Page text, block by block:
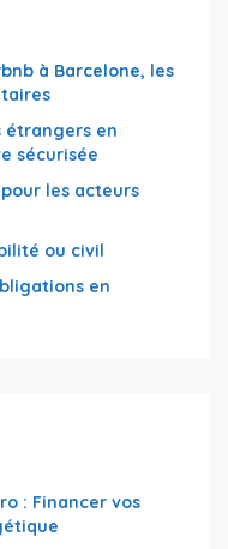
à Barcelone, les
étrangers en
sécurisée
les acteurs
ou civil
en
: Financer vos